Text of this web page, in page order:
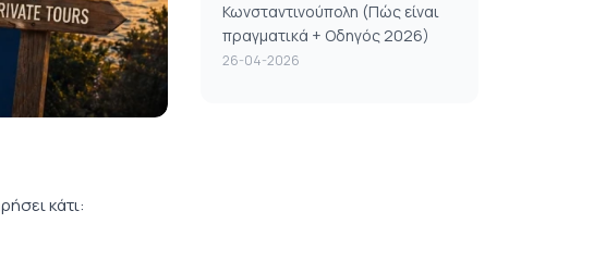
κάτι:
Κωνσταντινούπολη (Πώς είναι
πραγματικά + Οδηγός 2026)
26-04-2026